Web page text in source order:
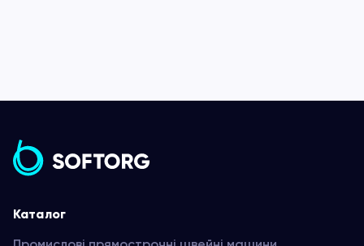
Каталог